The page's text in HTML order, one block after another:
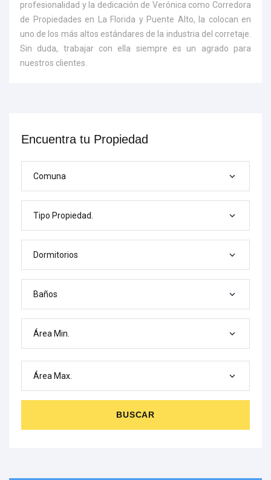
profesionalidad y la dedicación de Verónica como Corredora
de Propiedades en La Florida y Puente Alto, la colocan en
uno de los más altos estándares de la industria del corretaje.
Sin duda, trabajar con ella siempre es un agrado para
nuestros clientes.
Encuentra tu Propiedad
Comuna
Tipo Propiedad.
Dormitorios
Baños
Área Min.
Área Max.
BUSCAR